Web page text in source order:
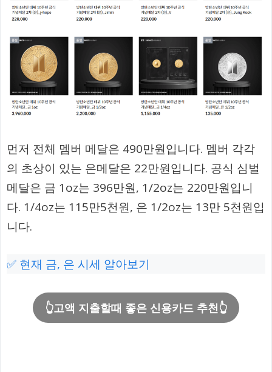
먼저 전체 멤버 메달은 490만원입니다. 멤버 각각
의 초상이 있는 은메달은 22만원입니다. 공식 심벌
메달은 금 1oz는 396만원, 1/2oz는 220만원입니
다. 1/4oz는 115만5천원, 은 1/2oz는 13만 5천원입
니다.
✅ 현재 금, 은 시세 알아보기
👆고액 지출할때 좋은 신용카드 추천👆